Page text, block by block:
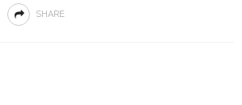
SHARE